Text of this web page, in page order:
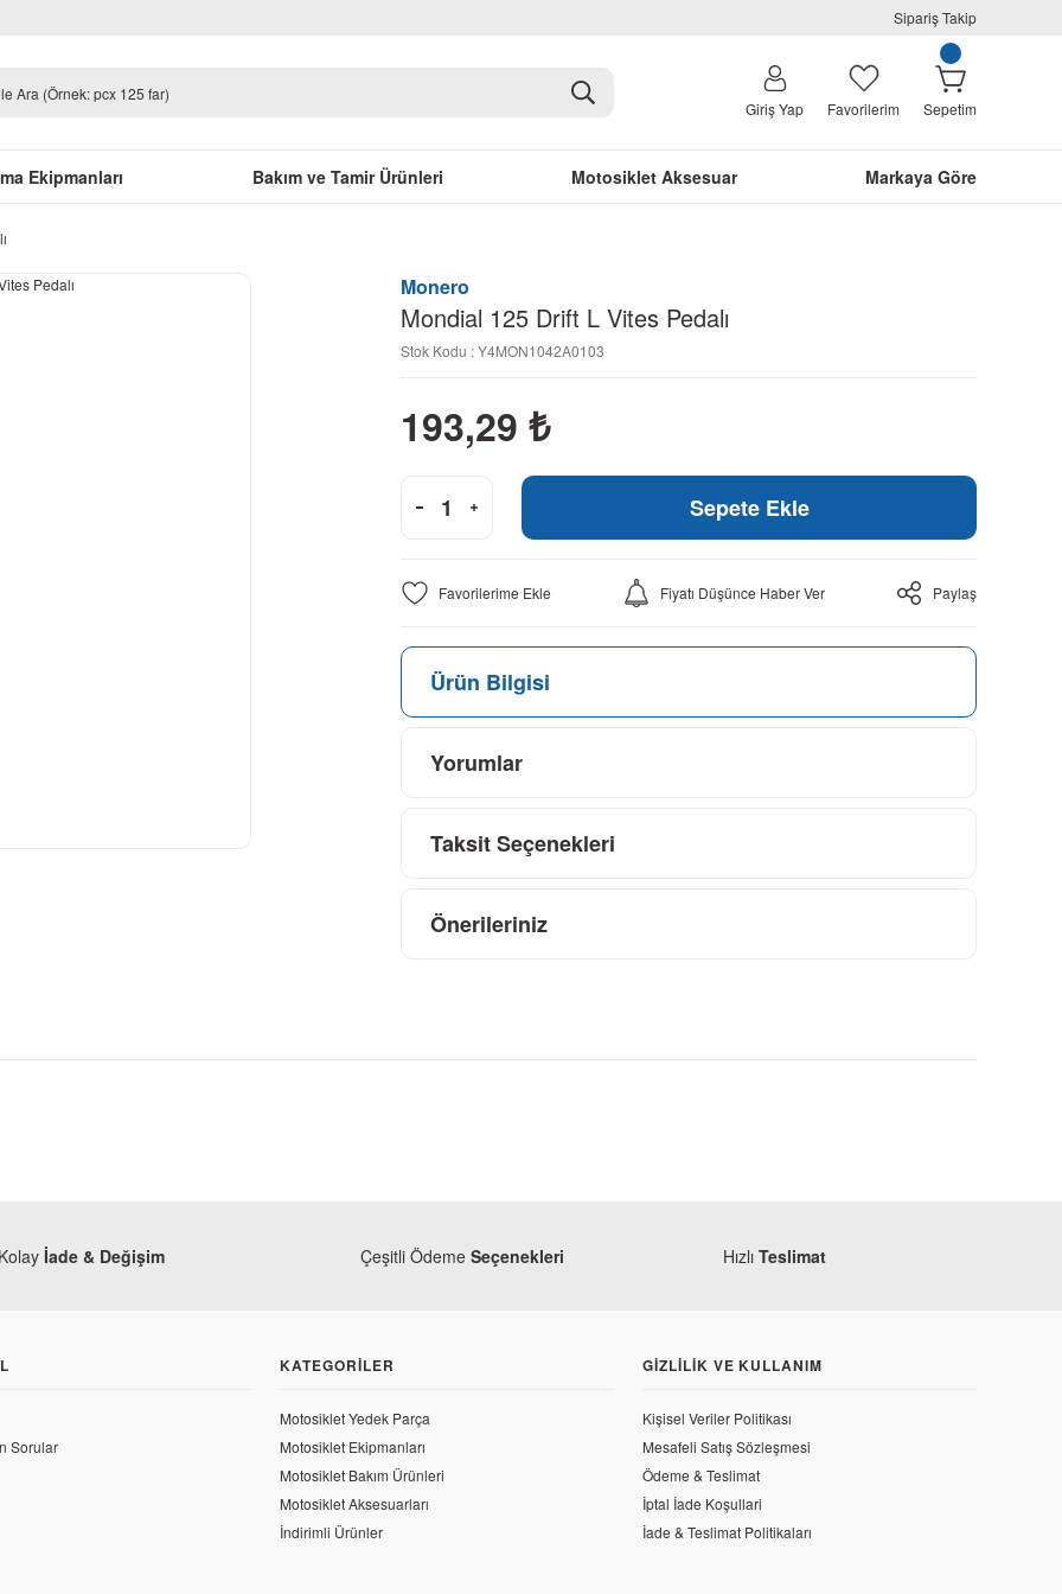
Sipariş Takip
Giriş Yap Favorilerim Sepetim
Ekipmanları Bakım ve Tamir Ürünleri Motosiklet Aksesuar Markaya Göre
Monero
Mondial 125 Drift L Vites Pedalı
Stok Kodu : Y4MON1042A0103
193,29 ₺
Sepete Ekle
Fiyatı Düşünce Haber Ver Paylaş
Ürün Bilgisi
Yorumlar
Taksit Seçenekleri
Önerileriniz
125 Drift L Kırmızı Ön Çamurluk
Kolay İade & Değişim Çeşitli Ödeme Seçenekleri Hızlı Teslimat
Sorular
KATEGORILER
Motosiklet Yedek Parça
Motosiklet Ekipmanları
Motosiklet Bakım Ürünleri
Motosiklet Aksesuarları
İndirimli Ürünler
GIZLILIK VE KULLANIM
Kişisel Veriler Politikası
Mesafeli Satış Sözleşmesi
Ödeme & Teslimat
İptal İade Koşullari
İade & Teslimat Politikaları